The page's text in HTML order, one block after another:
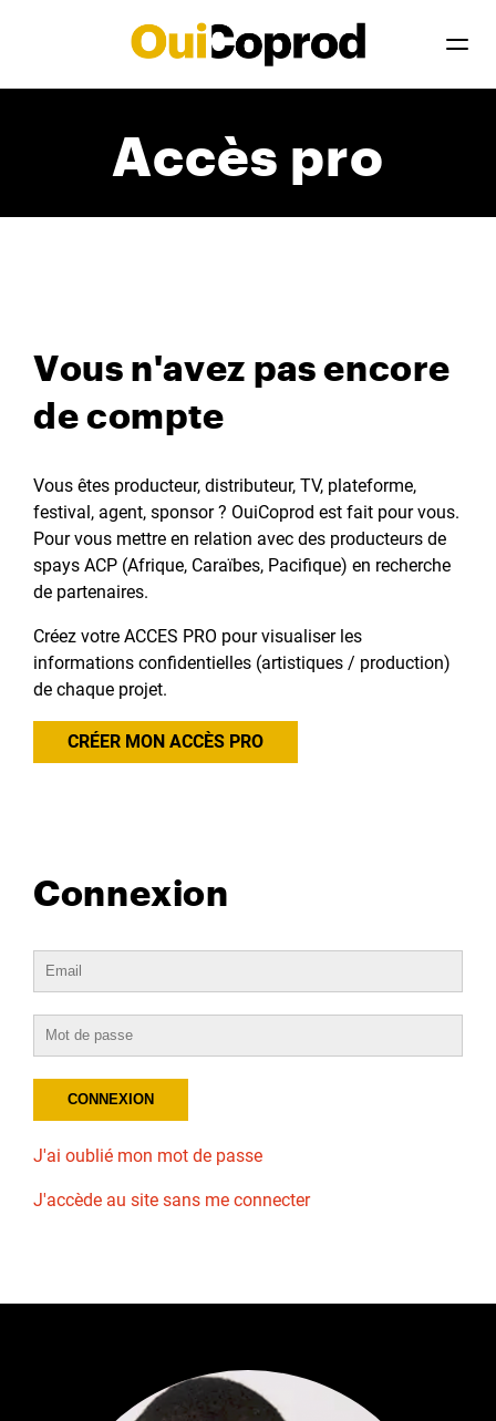
Accès pro
Vous n'avez pas encore
de compte
Vous êtes producteur, distributeur, TV, plateforme,
festival, agent, sponsor ? OuiCoprod est fait pour vous.
Pour vous mettre en relation avec des producteurs de
spays ACP (Afrique, Caraïbes, Pacifique) en recherche
de partenaires.
Créez votre ACCES PRO pour visualiser les
informations confidentielles (artistiques / production)
de chaque projet.
CRÉER MON ACCÈS PRO
Connexion
J'ai oublié mon mot de passe
J'accède au site sans me connecter